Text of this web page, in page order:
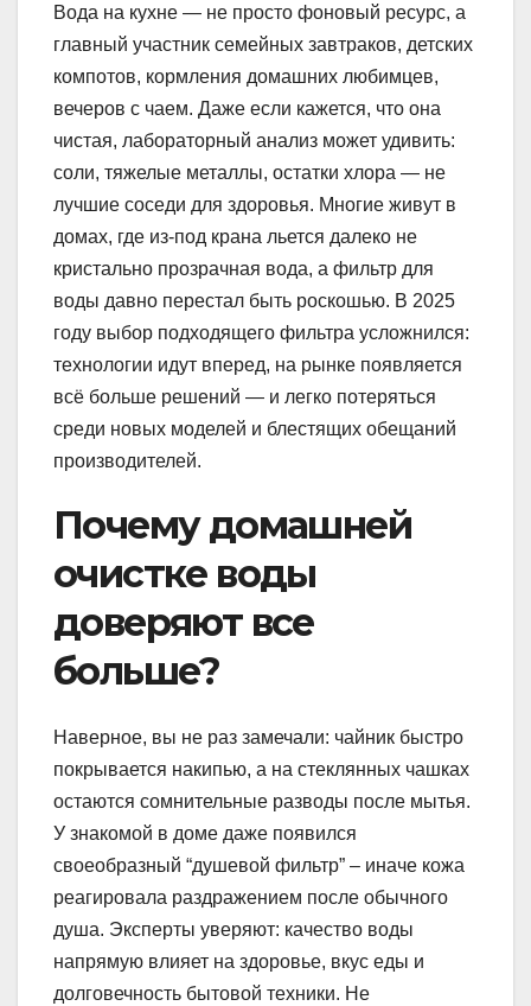
Вода на кухне — не просто фоновый ресурс, а
главный участник семейных завтраков, детских
компотов, кормления домашних любимцев,
вечеров с чаем. Даже если кажется, что она
чистая, лабораторный анализ может удивить:
соли, тяжелые металлы, остатки хлора — не
лучшие соседи для здоровья. Многие живут в
домах, где из-под крана льется далеко не
кристально прозрачная вода, а фильтр для
воды давно перестал быть роскошью. В 2025
году выбор подходящего фильтра усложнился:
технологии идут вперед, на рынке появляется
всё больше решений — и легко потеряться
среди новых моделей и блестящих обещаний
производителей.
Почему домашней
очистке воды
доверяют все
больше?
Наверное, вы не раз замечали: чайник быстро
покрывается накипью, а на стеклянных чашках
остаются сомнительные разводы после мытья.
У знакомой в доме даже появился
своеобразный “душевой фильтр” – иначе кожа
реагировала раздражением после обычного
душа. Эксперты уверяют: качество воды
напрямую влияет на здоровье, вкус еды и
долговечность бытовой техники. Не